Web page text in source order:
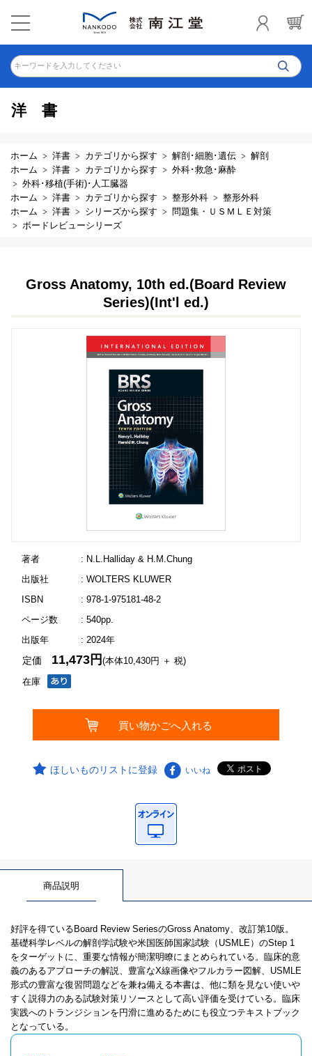
キーワードを入力してください
洋書
ホーム 洋書 カテゴリから探す 解剖･細胞･遺伝
解剖
ホーム
洋書 カテゴリから探す
外科･救急･麻酔
外科･移植(手術)･人工臓器
ホーム
洋書 カテゴリから探す 整形外科
整形外科
ホーム
洋書 シリーズから探す
問題集・ＵＳＭＬＥ対策
ボードレビューシリーズ
Gross Anatomy, 10th ed.(Board Review
Series)(Int'l ed.)
著者
: N.L.Halliday & H.M.Chung
出版社
: WOLTERS KLUWER
ISBN
: 978-1-975181-48-2
ページ数
: 540pp.
出版年
: 2024年
在庫
定価 11,473円(本体10,430円 ＋ 税)
ほしいものリストに登録 いいね
商品説明
好評を得ているBoard Review SeriesのGross Anatomy、改訂第10版。
基礎科学レベルの解剖学試験や米国医師国家試験（USMLE）のStep 1
をターゲットに、重要な情報が簡潔明瞭にまとめられている。臨床的意
義のあるアプローチの解説、豊富なX線画像やフルカラー図解、USMLE
形式の豊富な復習問題などを兼ね備える本書は、他に類を見ない使いや
すく説得力のある試験対策リソースとして高い評価を受けている。臨床
実践へのトランジションを円滑に進めるためにも役立つテキストブック
となっている。